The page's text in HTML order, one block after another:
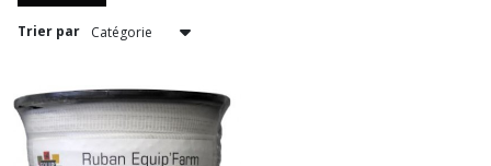
Trier parClôtures
Afficher
les